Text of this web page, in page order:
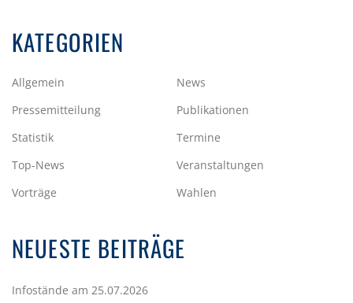
KATEGORIEN
Allgemein
News
Pressemitteilung
Publikationen
Statistik
Termine
Top-News
Veranstaltungen
Vorträge
Wahlen
NEUESTE BEITRÄGE
Infostände am 25.07.2026